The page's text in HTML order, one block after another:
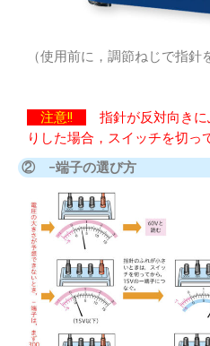
（使用前に，調節ねじで指針
注意!!
指針が反対向きに
りした場合，スイッチを切っ
② −端子の選び方